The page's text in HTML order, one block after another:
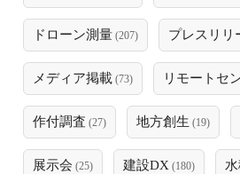
ドローン測量 (207) プレスリリ
メディア掲載 (73) リモートセ
作付調査 (27) 地方創生 (19)
展示会 (25) 建設DX (180)